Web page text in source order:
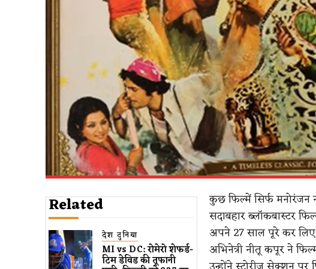
Related
देश दुनिया
MI vs DC: रोमेरो शेफर्ड-
टिम डेविड की तूफानी
कुछ फिल्में सिर्फ मनोरंजन
सदाबहार ब्लॉकबास्टर
अपने 27 साल पूरे कर
अभिनेत्री नीतू कपूर ने